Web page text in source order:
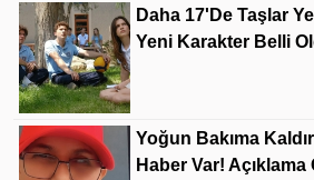
Daha 17'de Taşlar
Yeni Karakter Belli
Yoğun Bakıma
Haber Var! Açıklama